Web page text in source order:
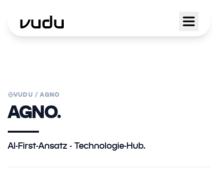
VUDU /AGNO
AGNO.
AI-First-Ansatz - Technologie-Hub.